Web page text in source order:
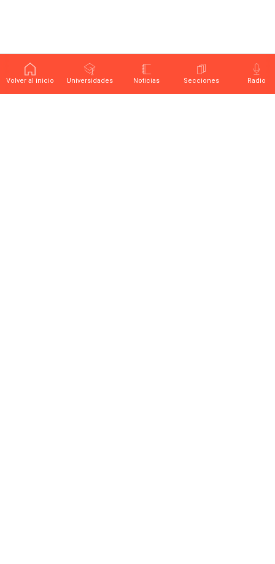
Volver al inicio Universidades Noticias Secciones Radio